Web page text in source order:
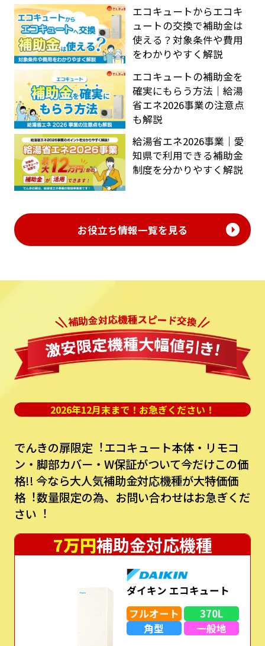
エコキュートからエコキ
ュートの交換で補助金は
使える？対象条件や費用
をわかりやすく解説
エコキュートの補助金を
確実にもらう方法｜給湯
省エネ2026事業の注意点
も解説
給湯省エネ2026事業｜愛
知県で利用できる補助金
制度を分かりやすく解説
お役立ち情報一覧を見る
2026年12月末まで！お急ぎください！
でんきの扉限定︕エコキュート本体・リモコ
ン・脚部カバー・W保証がついて今だけこの価
格!! 今なら⼤⼈気補助⾦対応機種が⼤特価価
格︕数量限定の為、お問い合わせはお急ぎくだ
さい︕
7万円補助金対応機種
ダイキン エコキュート
フルオート
370L
角型
一般地